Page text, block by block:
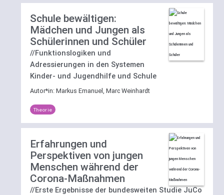
Schule bewältigen:
Mädchen und Jungen als
Schülerinnen und Schüler
//Funktionslogiken und
Adressierungen in den Systemen
Kinder- und Jugendhilfe und Schule
Autor*in: Markus Emanuel, Marc Weinhardt
Theorie
Erfahrungen und
Perspektiven von jungen
Menschen während der
Corona-Maßnahmen
//Erste Ergebnisse der bundesweiten Studie JuCo